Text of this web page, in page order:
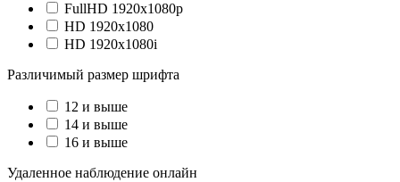
FullHD 1920х1080p
HD 1920х1080
HD 1920х1080i
Различимый размер шрифта
12 и выше
14 и выше
16 и выше
Удаленное наблюдение онлайн